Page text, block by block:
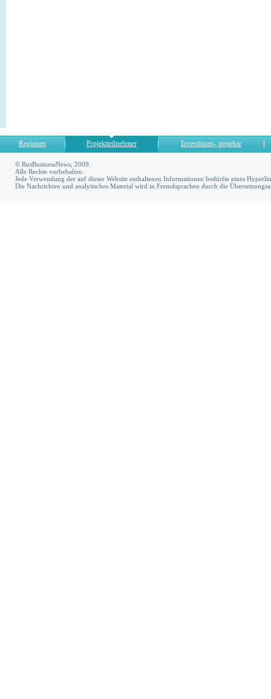
Regionen Projektteilnehmer Investitions- projekte
© RusBusinessNews, 2009.
Alle Rechte vorbehalten.
Jede Verwendung der auf dieser Website enthaltenen Informationen bedürfte eines
Die Nachrichten und analytisches Material wird in Fremdsprachen durch die